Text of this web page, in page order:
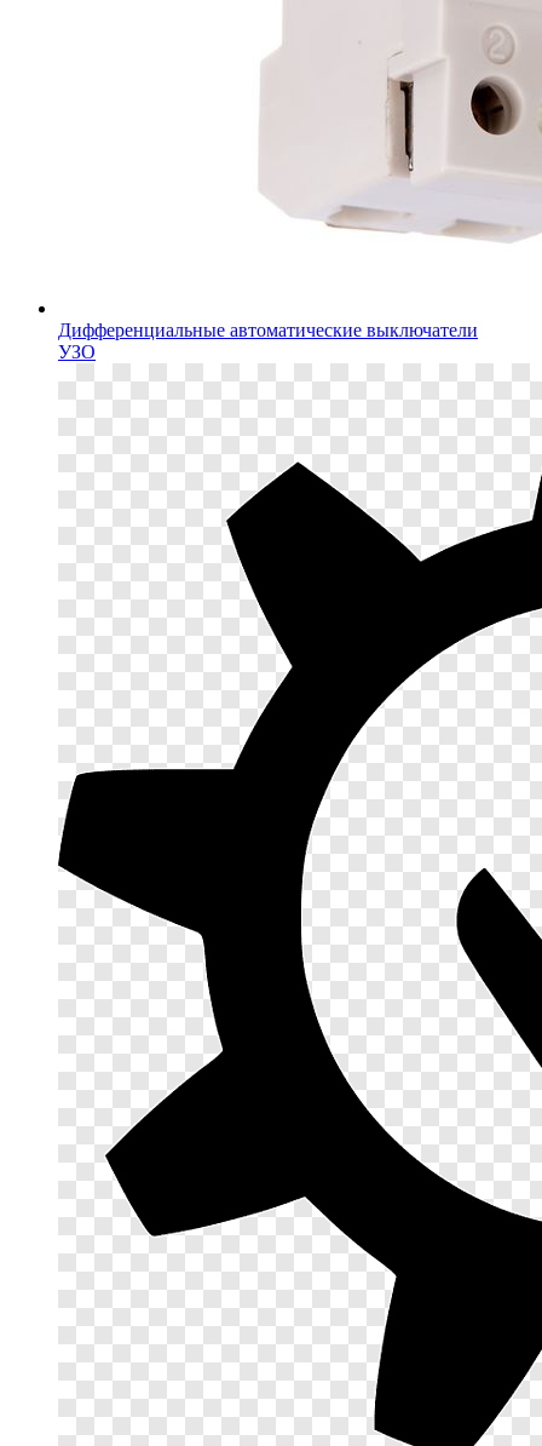
Дифференциальные автоматические выключатели
УЗО